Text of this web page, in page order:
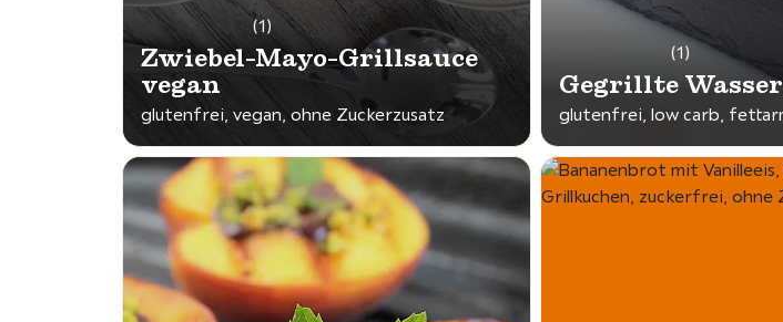
(1)
Zwiebel-Mayo-Grillsauce
vegan
glutenfrei, vegan, ohne Zuckerzusatz
(1)
Gegrillte
glutenfrei, low carb,